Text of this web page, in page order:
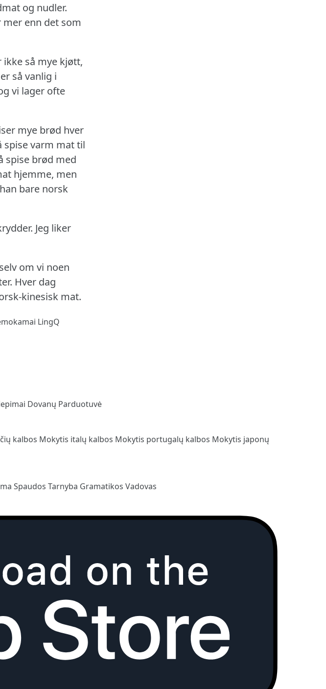
og nudler.
mer enn det som
ikke så mye kjøtt,
så vanlig i
vi lager ofte
mye brød hver
spise varm mat til
spise brød med
hjemme, men
bare norsk
Jeg liker
om vi noen
Hver dag
kinesisk mat.
LingQ
Dovanų Parduotuvė
kalbos Mokytis italų kalbos Mokytis portugalų kalbos Mokytis japonų
Spaudos Tarnyba Gramatikos Vadovas